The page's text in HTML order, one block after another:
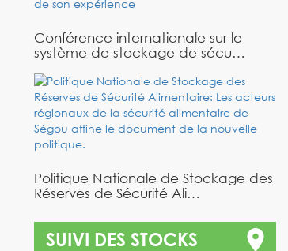
Conférence internationale sur le
système de stockage de sécu…
Politique Nationale de Stockage des
Réserves de Sécurité Ali…
SUIVI DES STOCKS